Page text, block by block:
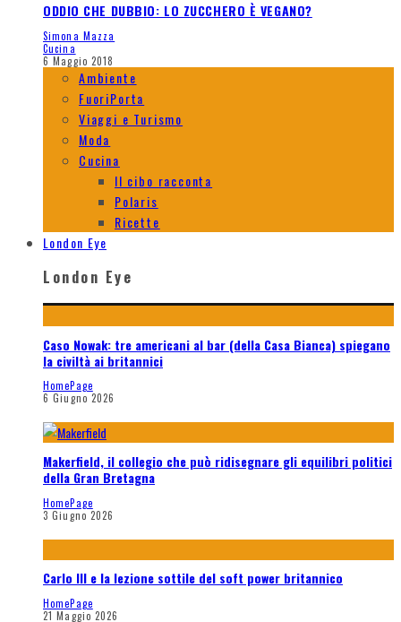
ODDIO CHE DUBBIO: LO ZUCCHERO È VEGANO?
Simona Mazza
Cucina
6 Maggio 2018
Ambiente
FuoriPorta
Viaggi e Turismo
Moda
Cucina
Il cibo racconta
Polaris
Ricette
London Eye
London Eye
Caso Nowak: tre americani al bar (della Casa Bianca) spiegano
la civiltà ai britannici
HomePage
6 Giugno 2026
Makerfield, il collegio che può ridisegnare gli equilibri politici
della Gran Bretagna
HomePage
3 Giugno 2026
Carlo III e la lezione sottile del soft power britannico
HomePage
21 Maggio 2026